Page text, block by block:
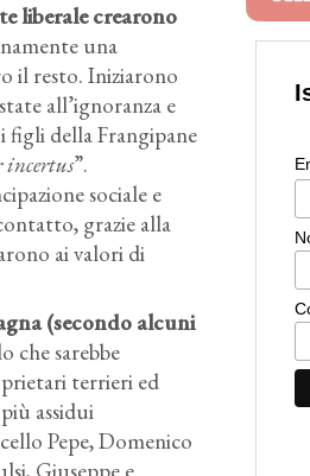
liberale crearono
una
il resto. Iniziarono
all’ignoranza e
figli della Frangipane
incertus”.
sociale e
grazie alla
ai valori di
(secondo alcuni
che sarebbe
terrieri ed
assidui
Pepe, Domenico